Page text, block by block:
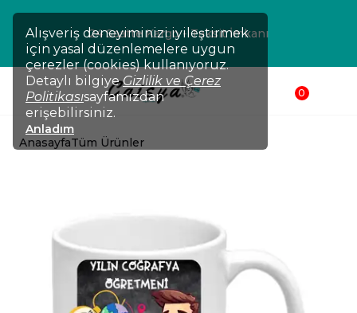
Alışveriş deneyiminizi iyileştirmek
için yasal düzenlemelere uygun
çerezler (cookies) kullanıyoruz.
Detaylı bilgiye Gizlilik ve Çerez
Politikasısayfamızdan
erişebilirsiniz.
Anladım
24 Saatte Kargo - Taksit İmkanı
0
AnasayfaTüm Ürünler